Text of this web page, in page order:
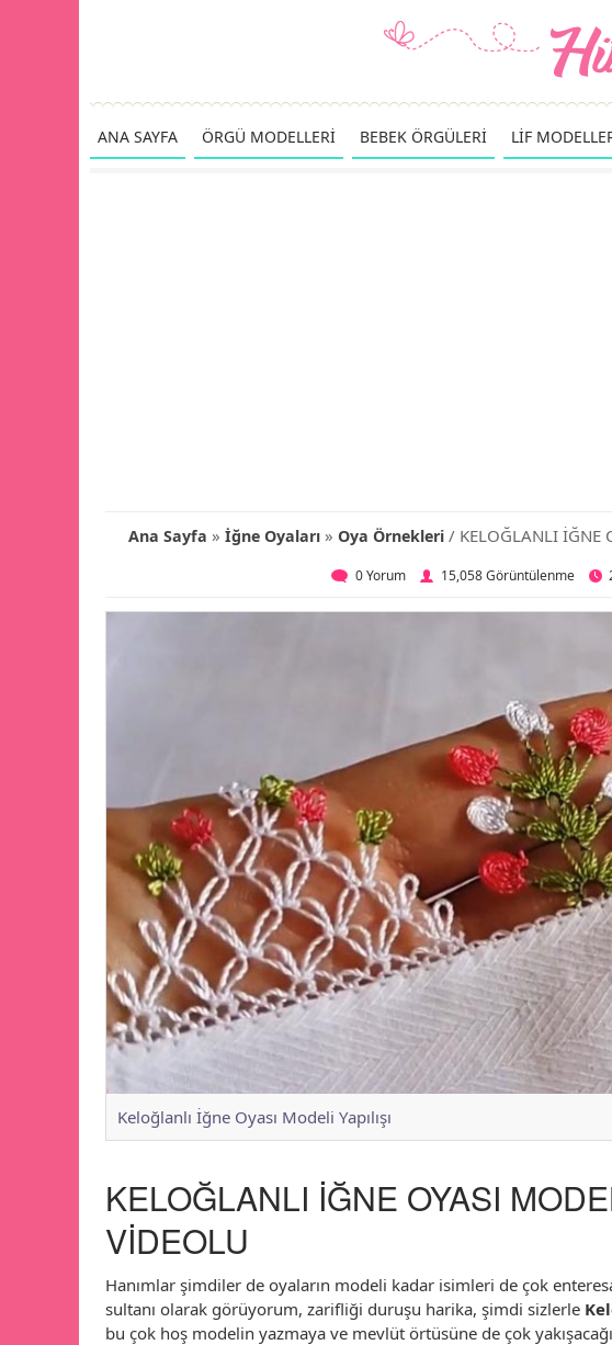
ANA SAYFA ÖRGÜ MODELLERİ BEBEK ÖRGÜLERİ LİF
Ana Sayfa » İğne Oyaları» Oya Örnekleri/ KELOĞLANLI İĞNE
0 Yorum 15,058 Görüntülenme
Keloğlanlı İğne Oyası Modeli Yapılışı
KELOĞLANLI İĞNE OYASI
VİDEOLU
Hanımlar şimdiler de oyaların modeli kadar isimleri de çok
sultanı olarak görüyorum, zarifliği duruşu harika, şimdi sizlerle
bu çok hoş modelin yazmaya ve mevlüt örtüsüne de çok